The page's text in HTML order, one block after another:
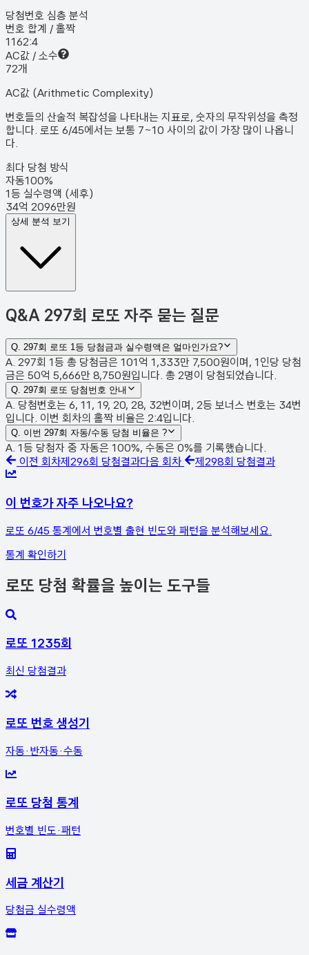
당첨번호 심층 분석
번호 합계 / 홀짝
1162:4
AC값 / 소수
72개
AC값 (Arithmetic Complexity)
번호들의 산술적 복잡성을 나타내는 지표로, 숫자의 무작위성을 측정
합니다. 로또 6/45에서는 보통 7~10 사이의 값이 가장 많이 나옵니
다.
최다 당첨 방식
자동100%
1등 실수령액 (세후)
34억 2096만원
상세 분석 보기
Q&A 297회 로또 자주 묻는 질문
Q. 297회 로또 1등 당첨금과 실수령액은 얼마인가요?
A. 297회 1등 총 당첨금은 101억 1,333만 7,500원이며, 1인당 당첨
금은 50억 5,666만 8,750원입니다. 총 2명이 당첨되었습니다.
Q. 297회 로또 당첨번호 안내
A. 당첨번호는 6, 11, 19, 20, 28, 32번이며, 2등 보너스 번호는 34번
입니다. 이번 회차의 홀짝 비율은 2:4입니다.
Q. 이번 297회 자동/수동 당첨 비율은 ?
A. 1등 당첨자 중 자동은 100%, 수동은 0%를 기록했습니다.
이전 회차제 296회 당첨결과다음 회차 제 298회 당첨결과
이 번호가 자주 나오나요?
로또 6/45 통계에서 번호별 출현 빈도와 패턴을 분석해보세요.
통계 확인하기
로또 당첨 확률을 높이는 도구들
로또 1235회
최신 당첨결과
로또 번호 생성기
자동·반자동·수동
로또 당첨 통계
번호별 빈도·패턴
세금 계산기
당첨금 실수령액